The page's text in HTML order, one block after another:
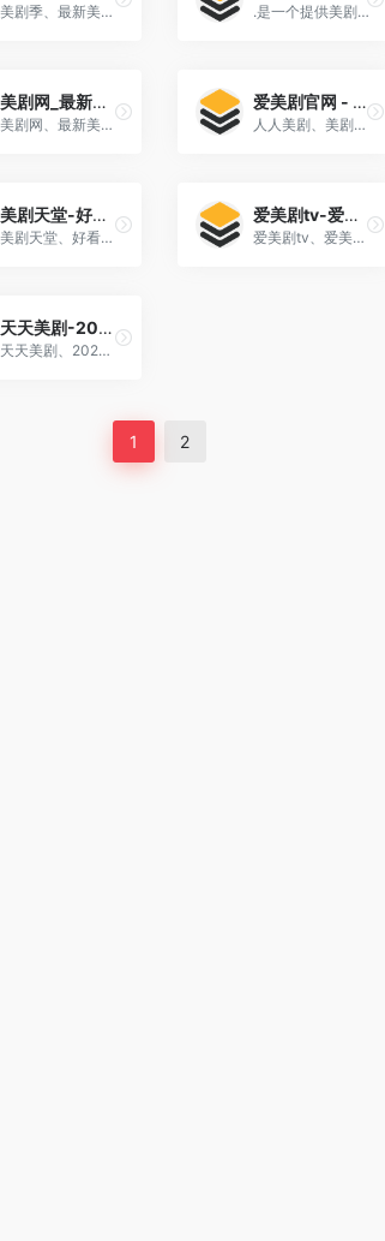
美剧季、最新美剧推荐在线观看、高清好看的美剧网资源免费... 美剧季,全宇宙最好看的美剧网站,看美剧的好选择,大尺度美剧随便看,最丰富的美剧排行榜,最棒的美剧推荐,尊贵的手机用户享有高清、流畅、无广告的观看体验。 .是一个提供美剧资源的网站，其中包含很多热门的美剧排行榜和美剧天堂。在这个网站上，你可以不仅看到当前最新的美[…]
美剧网_最新美剧_美剧天堂_高清全网热播美剧
美剧网、最新美剧、美剧天堂、高清全网热播美剧 一一美剧网(yiyimeiju),一个可在线观看美剧的视频网站。这里有最新最全的美剧迅雷下载资源,采用云点播技术,美剧吧给你高清流畅的观看体验。第一时间为广大美剧迷推荐精彩好看.
爱美剧官网 - 人人美剧_美剧下载_天天美剧_美剧天堂
人人美剧、美剧下载、天天美剧、美剧天堂、爱美剧官网 爱美剧官网是国外一家可在线观看、美剧下载的美剧天堂,专业提供高清好看的人人美剧,美剧在线观看,美剧下载,第一时间为广大美剧迷推荐精彩好看的天天美剧节目。
美剧天堂-好看的美剧在线观看|最新美剧下载|人人爱美剧网
美剧天堂、好看的美剧在线观看、最新美剧下载、人人爱美剧网! 美剧天堂提供给爱美剧的人、好看的美剧在线观看、最新美剧下载、人人都爱美剧网。美剧天堂提供2023年最新美剧、2023年美剧推荐、2023年豆瓣美剧排行榜,海量美剧在线观看尽在美剧天堂。
爱美剧tv-爱美剧网_美剧在线_美剧下载 爱美剧网
爱美剧tv、爱美剧网、美剧在线、美剧下载 爱美剧网为剧迷提供最新最全的美剧在线观看和下载,推荐各种高清美剧资源,包括动作枪战、灵异惊悚、科幻魔幻、罪案谍战、情景喜剧、综艺选秀等各种类型的美剧。
天天美剧-2022年最新高清热播电影-好看的电视剧免费在线观看
天天美剧、2022年最新高清热播电影、好看的电视剧免费在线观看、 天天美剧免费为您提供最新热播高清电影、电视剧,热门韩剧,欧美大片在线观看,每天更新好看的电视剧,最新综艺秀,明星信息与相关电影电视剧,天天美剧电影网同时提供电影电视剧演...
1 2